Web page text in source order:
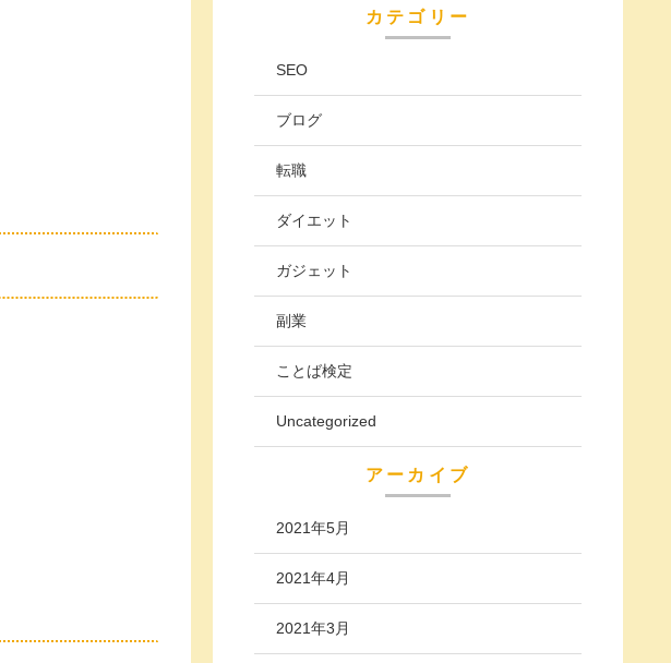
カテゴリー
SEO
ブログ
転職
ダイエット
ガジェット
副業
ことば検定
Uncategorized
アーカイブ
2021年5月
2021年4月
2021年3月